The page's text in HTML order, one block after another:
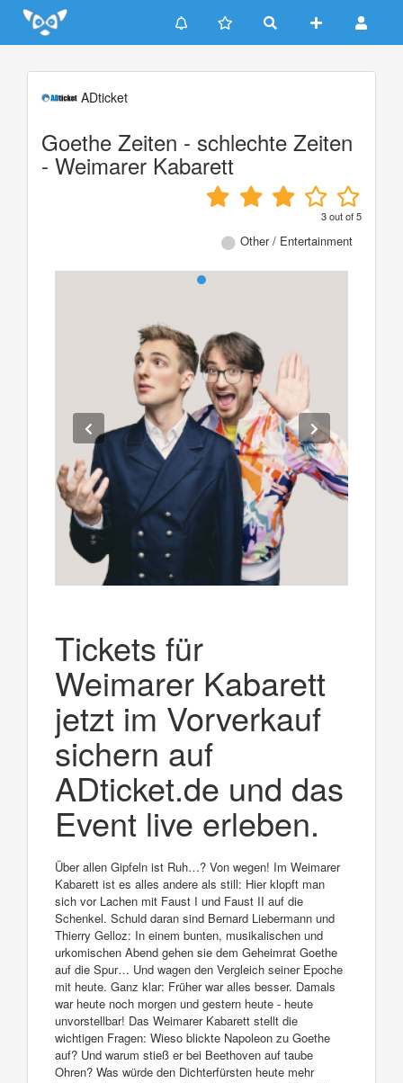
Update cookies preferences
ADticket
Goethe Zeiten - schlechte Zeiten
- Weimarer Kabarett
3out of5
Other / Entertainment
Tickets für
Weimarer Kabarett
jetzt im Vorverkauf
sichern auf
ADticket.de und das
Event live erleben.
Über allen Gipfeln ist Ruh…? Von wegen! Im Weimarer
Kabarett ist es alles andere als still: Hier klopft man
sich vor Lachen mit Faust I und Faust II auf die
Schenkel. Schuld daran sind Bernard Liebermann und
Thierry Gelloz: In einem bunten, musikalischen und
urkomischen Abend gehen sie dem Geheimrat Goethe
auf die Spur… Und wagen den Vergleich seiner Epoche
mit heute. Ganz klar: Früher war alles besser. Damals
war heute noch morgen und gestern heute - heute
unvorstellbar! Das Weimarer Kabarett stellt die
wichtigen Fragen: Wieso blickte Napoleon zu Goethe
auf? Und warum stieß er bei Beethoven auf taube
Ohren? Was würde den Dichterfürsten heute mehr